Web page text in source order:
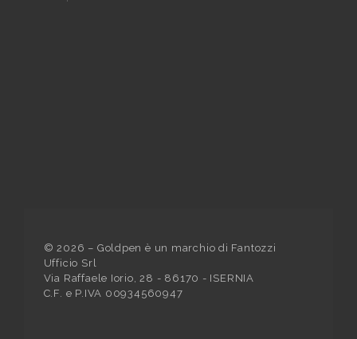
© 2026 – Goldpen è un marchio di Fantozzi
Ufficio Srl
Via Raffaele Iorio, 28 - 86170 - ISERNIA
C.F. e P.IVA 00934560947